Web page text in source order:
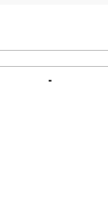
резки